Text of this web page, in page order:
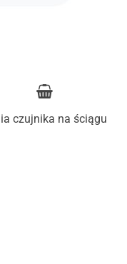
czujnika na ściągu